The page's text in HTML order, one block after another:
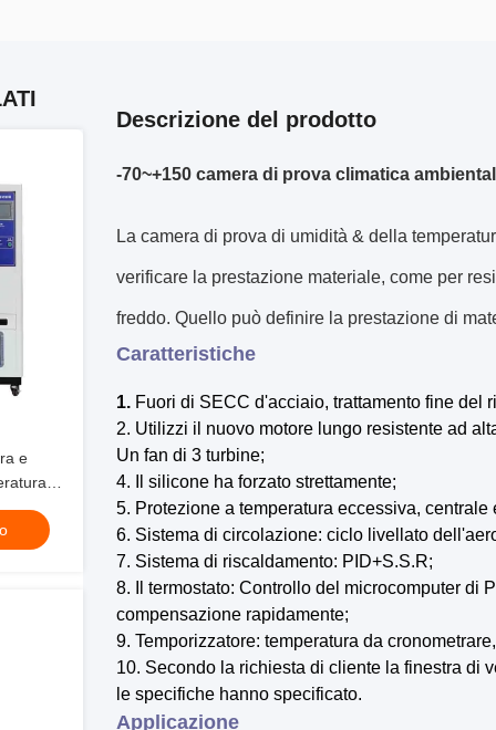
e
Descrizione del prodotto
-70~+150 camera di prova climatica
La camera di prova di umidità & della
verificare la prestazione materiale, come per
freddo. Quello può definire la prestazione di
Caratteristiche
1. Fuori di SECC d'acciaio, trattamento fine del
2. Utilizzi il nuovo motore lungo resistente ad
Un fan di 3 turbine;
4. Il silicone ha forzato strettamente;
5. Protezione a temperatura eccessiva,
6. Sistema di circolazione: ciclo livellato
7. Sistema di riscaldamento: PID+S.S.R;
8. Il termostato: Controllo del microcomputer di
compensazione rapidamente;
9. Temporizzatore: temperatura da
10. Secondo la richiesta di cliente la finestra di
le specifiche hanno specificato.
Applicazione